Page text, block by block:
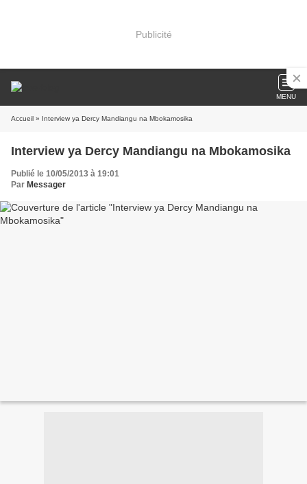
Publicité
MENU
Accueil » Interview ya Dercy Mandiangu na Mbokamosika
Interview ya Dercy Mandiangu na Mbokamosika
Publié le 10/05/2013 à 19:01
Par Messager